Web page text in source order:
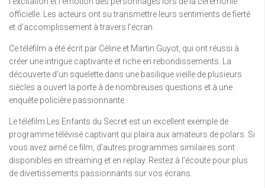
officielle. Les acteurs ont su transmettre leurs sentiments de fierté
et d’accomplissement à travers l’écran.
Ce téléfilm a été écrit par Céline et Martin Guyot, qui ont réussi à
créer une intrigue captivante et riche en rebondissements. La
découverte d’un squelette dans une basilique vieille de plusieurs
siècles a ouvert la porte à de nombreuses questions et à une
enquête policière passionnante.
Le téléfilm Les Enfants du Secret est un excellent exemple de
programme télévisé captivant qui plaira aux amateurs de polars. Si
vous avez aimé ce film, d’autres programmes similaires sont
disponibles en streaming et en replay. Restez à l’écoute pour plus
de divertissements passionnants sur vos écrans.